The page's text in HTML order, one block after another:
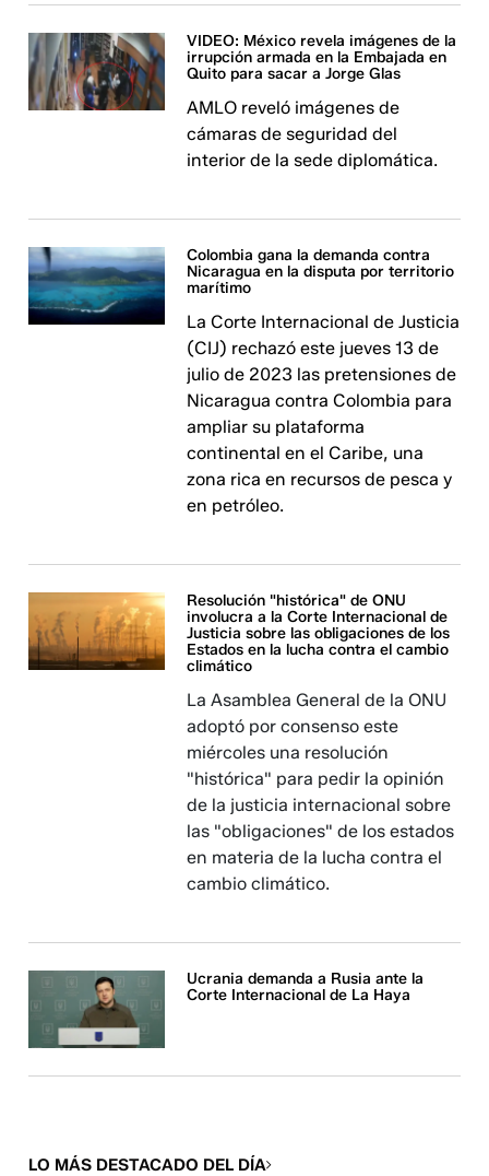
VIDEO: México revela imágenes de la
irrupción armada en la Embajada en
Quito para sacar a Jorge Glas
AMLO reveló imágenes de
cámaras de seguridad del
interior de la sede diplomática.
Colombia gana la demanda contra
Nicaragua en la disputa por territorio
marítimo
La Corte Internacional de Justicia
(CIJ) rechazó este jueves 13 de
julio de 2023 las pretensiones de
Nicaragua contra Colombia para
ampliar su plataforma
continental en el Caribe, una
zona rica en recursos de pesca y
en petróleo.
Resolución "histórica" de ONU
involucra a la Corte Internacional de
Justicia sobre las obligaciones de los
Estados en la lucha contra el cambio
climático
La Asamblea General de la ONU
adoptó por consenso este
miércoles una resolución
"histórica" para pedir la opinión
de la justicia internacional sobre
las "obligaciones" de los estados
en materia de la lucha contra el
cambio climático.
Ucrania demanda a Rusia ante la
Corte Internacional de La Haya
LO MÁS DESTACADO DEL DÍA